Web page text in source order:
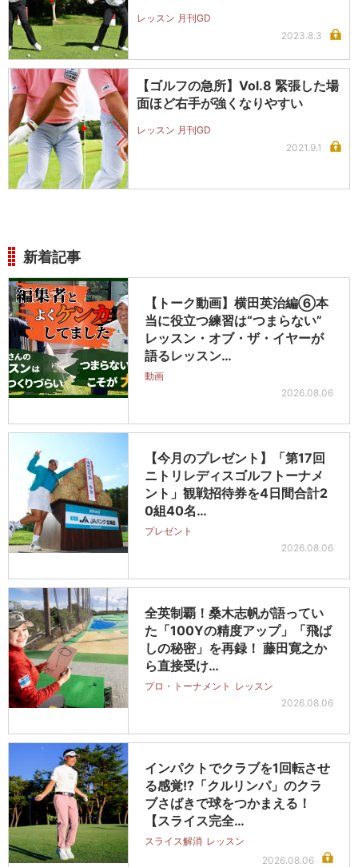
レッスン 月刊GD
2023.8.3
【ゴルフの急所】Vol.8 緊張した場
面ほど右手が強くなりやすい
レッスン 月刊GD
2021.9.1
新着記事
【トーク動画】横田英治編⑥本
当に役立つ練習は“つまらない”
レッスン・オブ・ザ・イヤーが
語るレッスン…
動画
2026.08.06
【今月のプレゼント】「第17回
ニトリレディスゴルフトーナメ
ント」観戦招待券を4日間合計2
0組40名…
プレゼント
2026.08.06
全英制覇！桑木志帆が語ってい
た「100Yの精度アップ」「飛ば
しの秘密」を再録！ 藤田寛之か
ら直接受け…
プロ・トーナメント レッスン
2026.08.06
インパクトでクラブを1回転させ
る感覚!?「クルリンパ」のクラ
ブさばきで球をつかまえる！
【スライス完全…
スライス解消 レッスン
2026.08.06